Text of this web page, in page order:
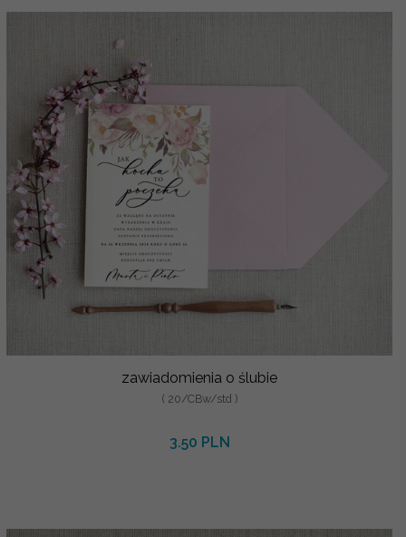
zawiadomienia o ślubie
( 20/CBw/std )
3.50 PLN